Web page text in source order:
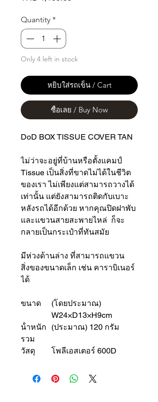
Quantity *
Only 4 left in stock
หยิบใส่รถเข็น / Cart
ซื้อเลย / Buy Now
DoD BOX TISSUE COVER TAN
ไม่ว่าจะอยู่ที่บ้านหรือตั้งแคมป์
Tissue เป็นสิ่งที่ขาดไม่ได้ในชีวิต
ของเรา ไม่เพียงแต่สามารถวางได้
เท่านั้น แต่ยังสามารถติดกับเบาะ
หลังรถได้อีกด้วย หากคุณปิดฝาพับ
และแขวนสายสะพายไหล่ ก็จะ
กลายเป็นกระเป๋าที่ทันสมัย
มีห่วงด้านล่าง ที่สามารถแขวน
สิ่งของขนาดเล็ก เช่น คาราบิเนอร์
ได้
ขนาด
(โดยประมาณ)
W24×D13×H9cm
น้ําหนัก
รวม
(ประมาณ) 120 กรัม
วัสดุ โพลีเอสเตอร์ 600D